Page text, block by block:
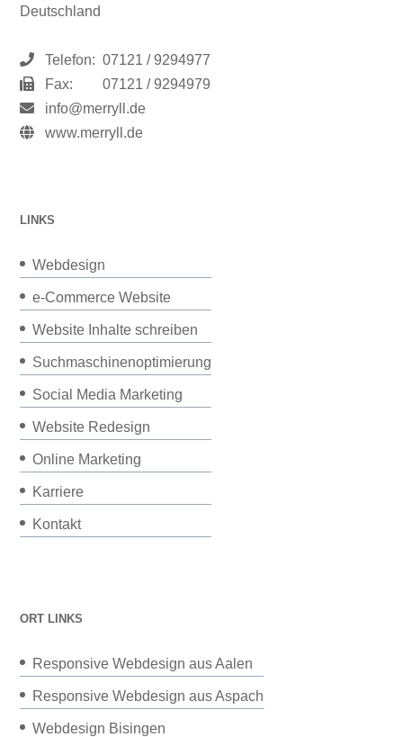
Deutschland
Telefon: 07121 / 9294977
Fax:
07121 / 9294979
info@merryll.de
www.merryll.de
LINKS
Webdesign
e-Commerce Website
Website Inhalte schreiben
Suchmaschinenoptimierung
Social Media Marketing
Website Redesign
Online Marketing
Karriere
Kontakt
ORT LINKS
Responsive Webdesign aus Aalen
Responsive Webdesign aus Aspach
Webdesign Bisingen